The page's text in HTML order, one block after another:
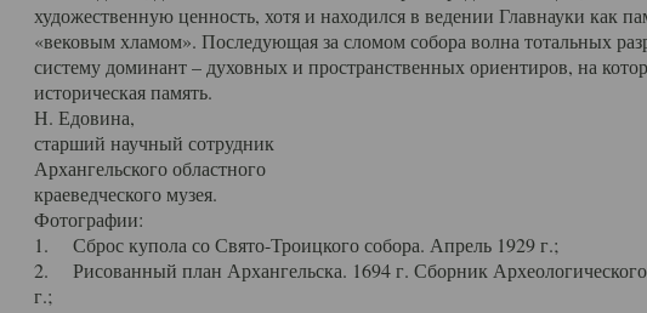
художественную ценность, хотя и находился в ведении Главнауки как
«вековым хламом». Последующая за сломом собора волна тотальных
систему доминант – духовных и пространственных ориентиров, на
историческая память.
Н. Едовина,
старший научный сотрудник
Архангельского областного
краеведческого музея.
Фотографии:
1. Сброс купола со Свято-Троицкого собора. Апрель 1929 г.;
2. Рисованный план Архангельска. 1694 г. Сборник
г.;